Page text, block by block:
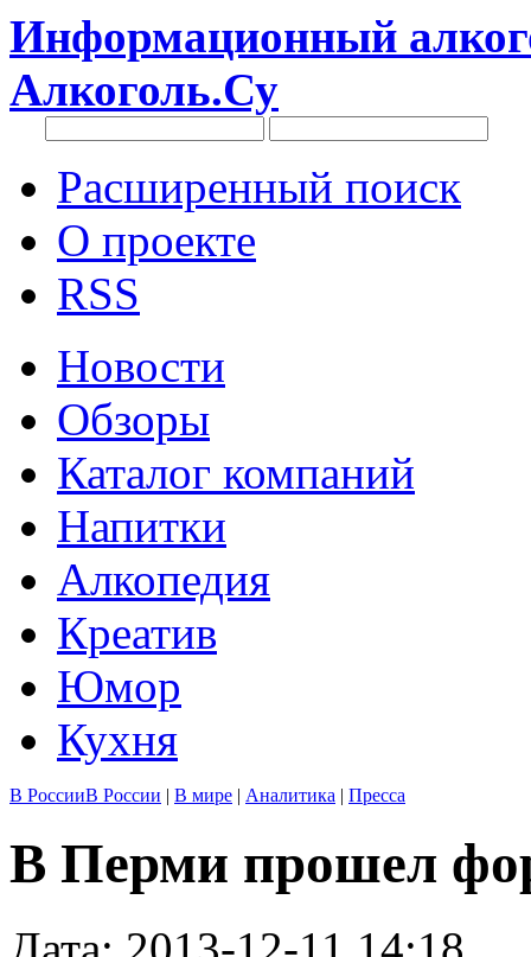
Информационный
Алкоголь.Су
Расширенный поиск
О проекте
RSS
Новости
Обзоры
Каталог компаний
Напитки
Алкопедия
Креатив
Юмор
Кухня
В РоссииВ России | В мире | Аналитика | Пресса
В Перми прошел